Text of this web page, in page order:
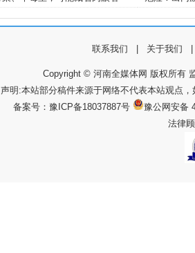
联系我们 | 关于我们
Copyright © 河南全媒体网 版权所有
声明:本站部分稿件来源于网络不代表本站观点
备案号： 豫ICP备18037887号
豫公网安备
法律